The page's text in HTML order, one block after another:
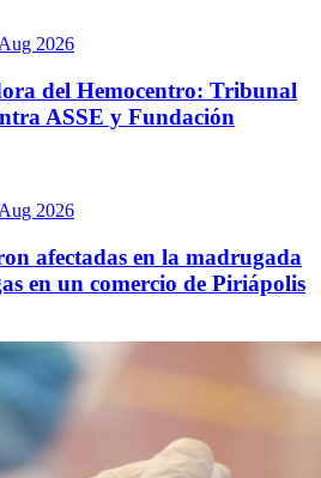
2026
del Hemocentro: Tribunal
ASSE y Fundación
2026
afectadas en la madrugada
en un comercio de Piriápolis